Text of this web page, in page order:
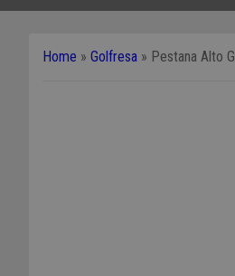
Home » Golfresa » Pestana Alto